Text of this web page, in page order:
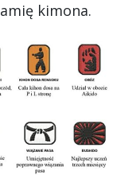
kimona.